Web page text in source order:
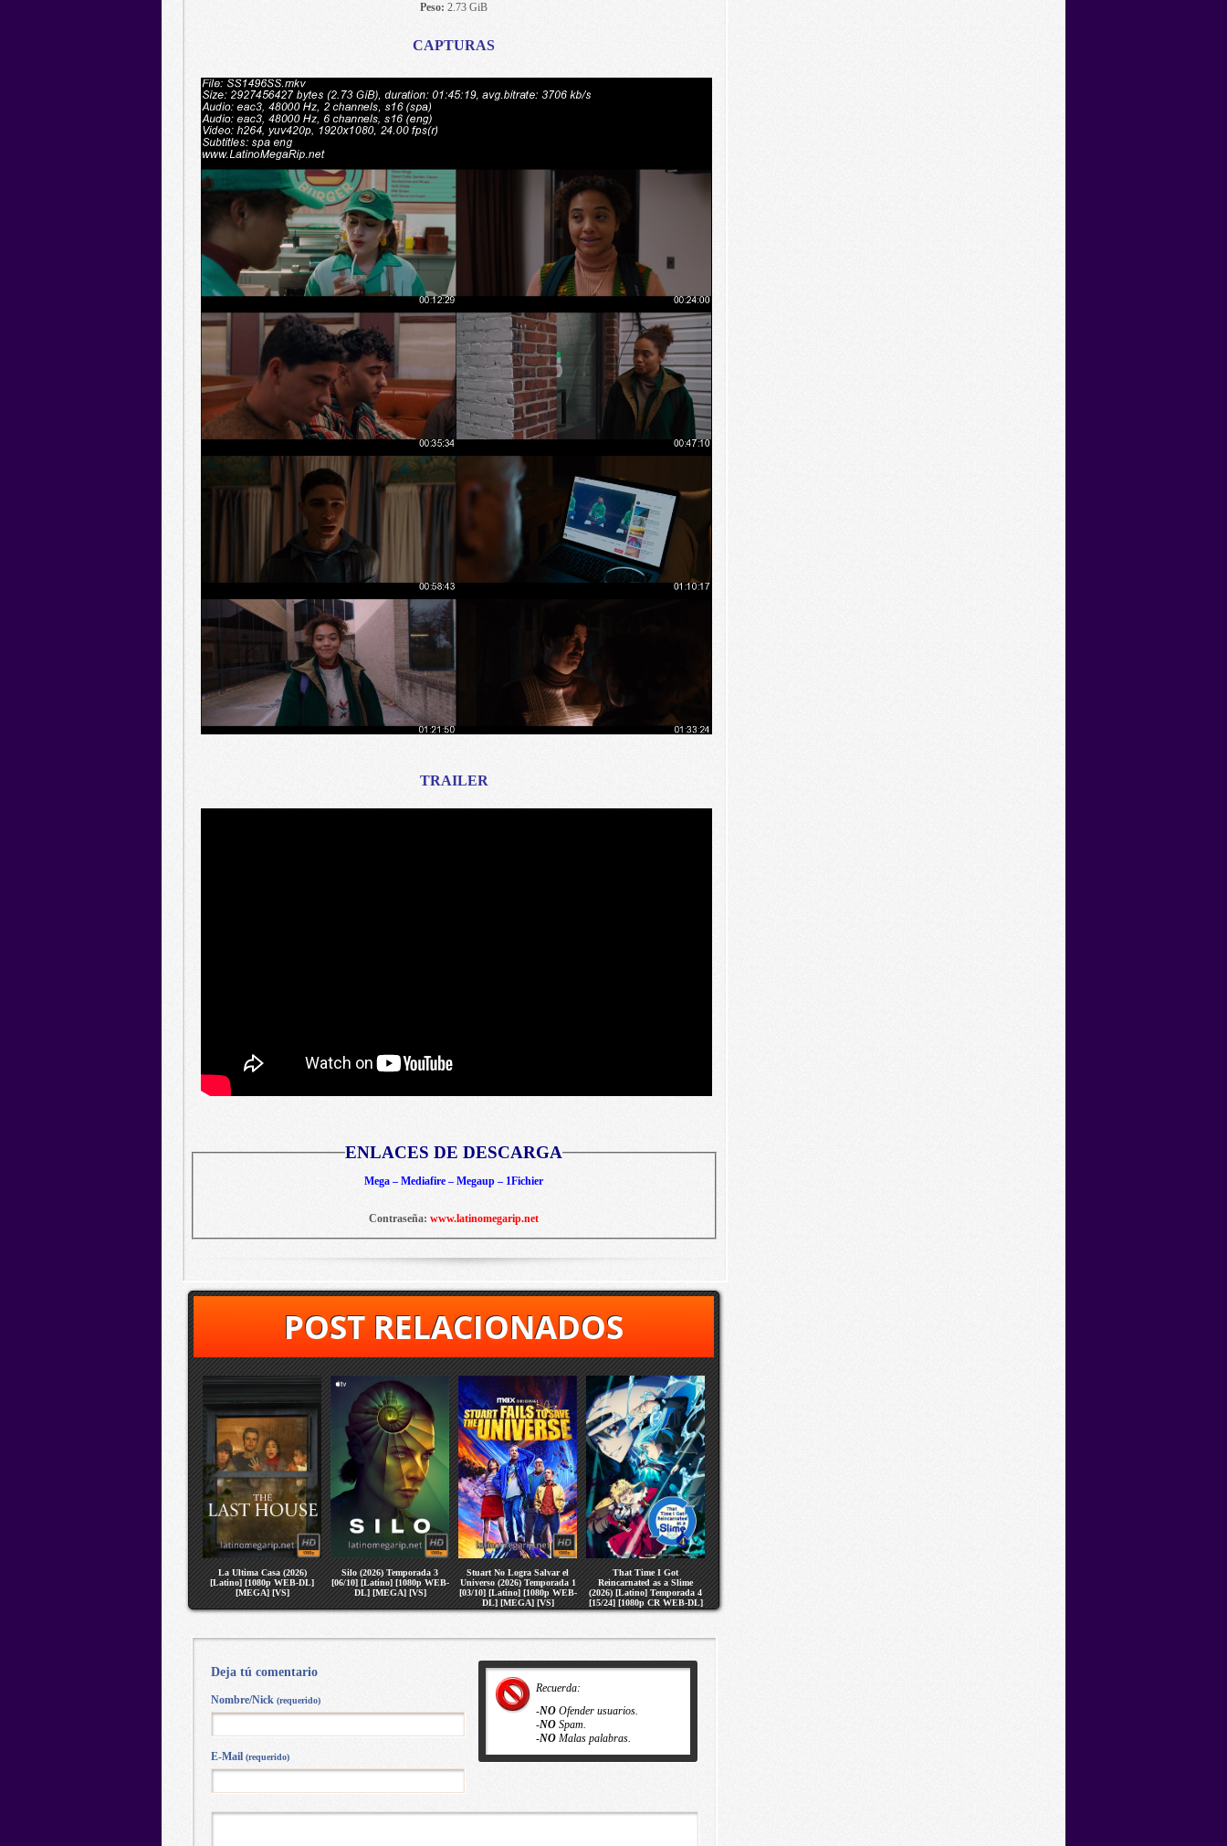
Peso: 2.73 GiB
CAPTURAS
TRAILER
ENLACES DE DESCARGA
Mega – Mediafire – Megaup – 1Fichier
Contraseña: www.latinomegarip.net
POST RELACIONADOS
La Ultima Casa (2026)
[Latino] [1080p WEB-DL]
[MEGA] [VS]
Silo (2026) Temporada 3
[06/10] [Latino] [1080p WEB-
DL] [MEGA] [VS]
Stuart No Logra Salvar el
Universo (2026) Temporada 1
[03/10] [Latino] [1080p WEB-
DL] [MEGA] [VS]
That Time I Got
Reincarnated as a Slime
(2026) [Latino] Temporada 4
[15/24] [1080p CR WEB-DL]
[MEGA] [VS]
Recuerda:
-NO Ofender usuarios.
-NO Spam.
-NO Malas palabras.
Deja tú comentario
Nombre/Nick (requerido)
E-Mail (requerido)